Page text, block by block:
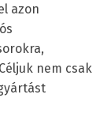
azon
nem csak